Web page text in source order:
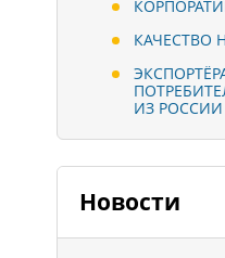
КАЧЕСТВО
ИЗ РОССИИ
Новости